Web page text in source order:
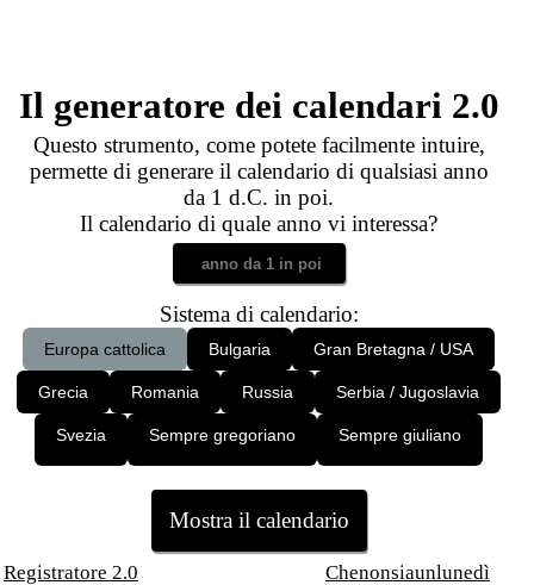
Il generatore dei calendari 2.0
Questo strumento, come potete facilmente intuire,
permette di generare il calendario di qualsiasi anno
da 1 d.C. in poi.
Il calendario di quale anno vi interessa?
Sistema di calendario:
Europa cattolica Bulgaria Gran Bretagna / USA
Grecia Romania Russia Serbia / Jugoslavia
Svezia Sempre gregoriano Sempre giuliano
Registratore 2.0 Chenonsiaunlunedì